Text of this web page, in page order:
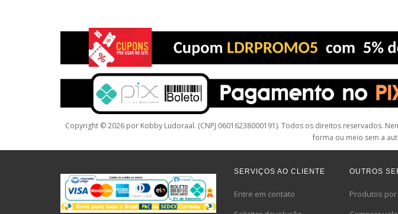
Copyright © 2026 por Kobby Ludoraal. (CNPJ 06016238000191). Todos os direitos
forma ou meio sem a
SERVIÇOS AO CLIENTE
Entre em contato
OUTROS
Produtos